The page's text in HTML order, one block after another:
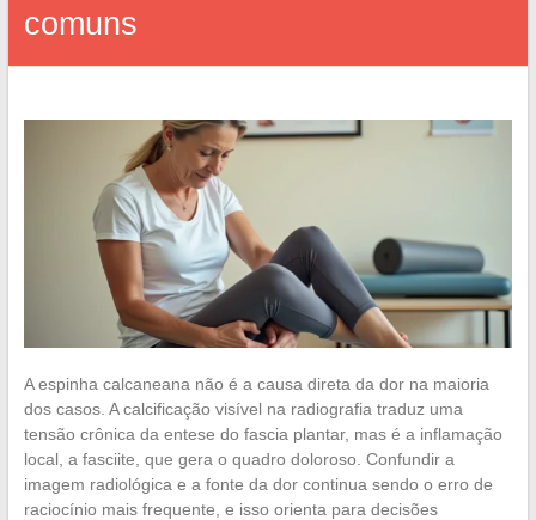
comuns
A espinha calcaneana não é a causa direta da dor na maioria
dos casos. A calcificação visível na radiografia traduz uma
tensão crônica da entese do fascia plantar, mas é a inflamação
local, a fasciite, que gera o quadro doloroso. Confundir a
imagem radiológica e a fonte da dor continua sendo o erro de
raciocínio mais frequente, e isso orienta para decisões